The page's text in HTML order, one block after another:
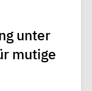
unter
mut­ige